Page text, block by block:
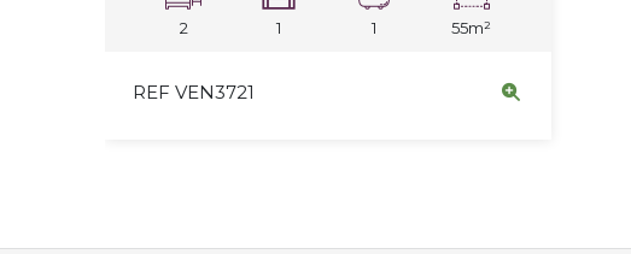
2 1 1 55m²
REF VEN3721